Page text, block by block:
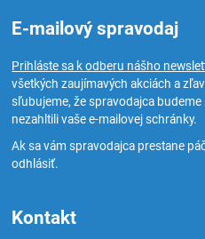
E-mailový spravodaj
Prihláste sa k odberu nášho
všetkých zaujímavých akciách a
sľubujeme, že spravodajca
nezahltili vaše e-mailovej schránky.
Ak sa vám spravodajca prestane
odhlásiť.
Kontakt